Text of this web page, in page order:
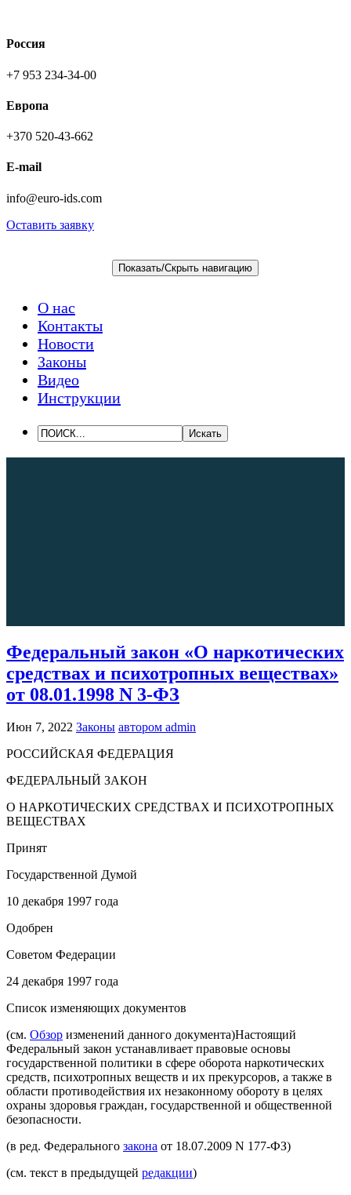
Россия
+7 953 234-34-00
Европа
+370 520-43-662
E-mail
info@euro-ids.com
Оставить заявку
Показать/Скрыть навигацию
О нас
Контакты
Новости
Законы
Видео
Инструкции
Федеральный закон «О наркотических
средствах и психотропных веществах»
от 08.01.1998 N 3-ФЗ
Июн 7, 2022 Законы автором admin
РОССИЙСКАЯ ФЕДЕРАЦИЯ
ФЕДЕРАЛЬНЫЙ ЗАКОН
О НАРКОТИЧЕСКИХ СРЕДСТВАХ И ПСИХОТРОПНЫХ
ВЕЩЕСТВАХ
Принят
Государственной Думой
10 декабря 1997 года
Одобрен
Советом Федерации
24 декабря 1997 года
Список изменяющих документов
(см. Обзор изменений данного документа)Настоящий
Федеральный закон устанавливает правовые основы
государственной политики в сфере оборота наркотических
средств, психотропных веществ и их прекурсоров, а также в
области противодействия их незаконному обороту в целях
охраны здоровья граждан, государственной и общественной
безопасности.
(в ред. Федерального закона от 18.07.2009 N 177-ФЗ)
(см. текст в предыдущей редакции)